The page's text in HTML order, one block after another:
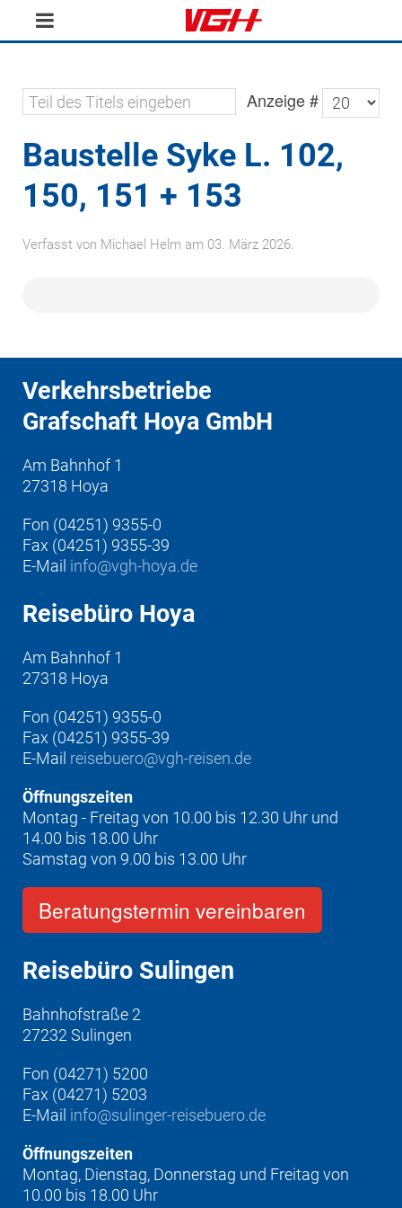
Anzeige #
Baustelle Syke L. 102,
150, 151 + 153
Verfasst von Michael Helm am 03. März 2026.
Verkehrsbetriebe
Grafschaft Hoya GmbH
Am Bahnhof 1
27318 Hoya
Fon (04251) 9355-0
Fax (04251) 9355-39
E-Mail info@vgh-hoya.de
Reisebüro Hoya
Am Bahnhof 1
27318 Hoya
Fon (04251) 9355-0
Fax (04251) 9355-39
E-Mail reisebuero@vgh-reisen.de
Öffnungszeiten
Montag - Freitag von 10.00 bis 12.30 Uhr und
14.00 bis 18.00 Uhr
Samstag von 9.00 bis 13.00 Uhr
Beratungstermin vereinbaren
Reisebüro Sulingen
Bahnhofstraße 2
27232 Sulingen
Fon (04271) 5200
Fax (04271) 5203
E-Mail info@sulinger-reisebuero.de
Öffnungszeiten
Montag, Dienstag, Donnerstag und Freitag von
10.00 bis 18.00 Uhr